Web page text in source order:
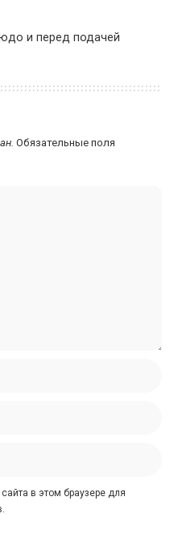
и перед подачей
Обязательные поля
в этом браузере для